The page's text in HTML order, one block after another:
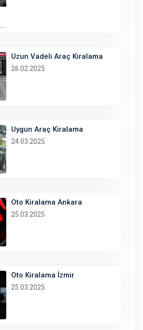
Uzun Vadeli Araç Kiralama
26.02.2025
Uygun Araç Kiralama
24.03.2025
Oto Kiralama Ankara
25.03.2025
Oto Kiralama İzmir
25.03.2025